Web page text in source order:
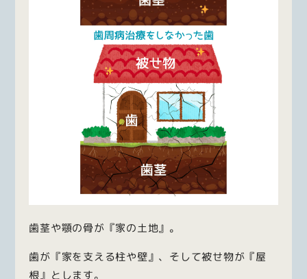
歯茎や顎の骨が『家の土地』。
歯が『家を支える柱や壁』、そして被せ物が『屋
根』とします。